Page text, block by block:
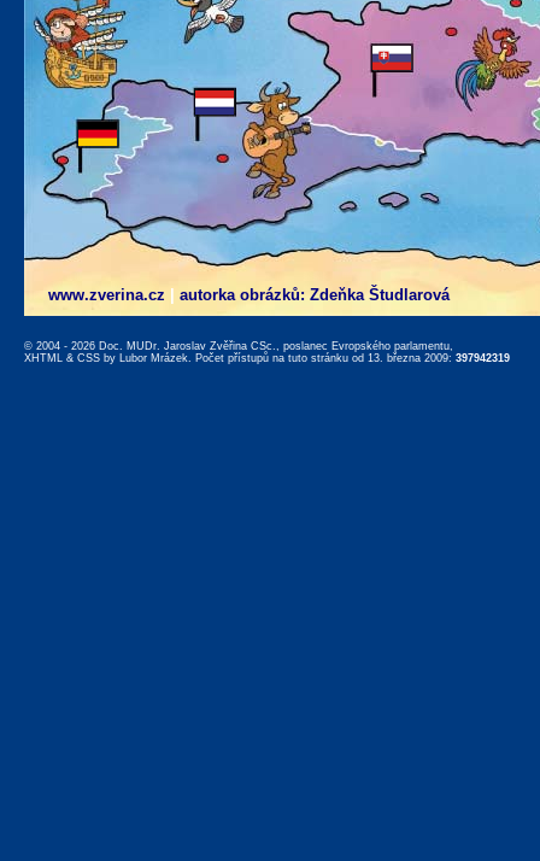
www.zverina.cz autorka obrázků: Zdeňka Študlarová
© 2004 - 2026 Doc. MUDr. Jaroslav Zvěřina CSc., poslanec Evropského parlamentu,
XHTML & CSS by Lubor Mrázek. Počet přístupů na tuto stránku od 13. března 2009: 397942319